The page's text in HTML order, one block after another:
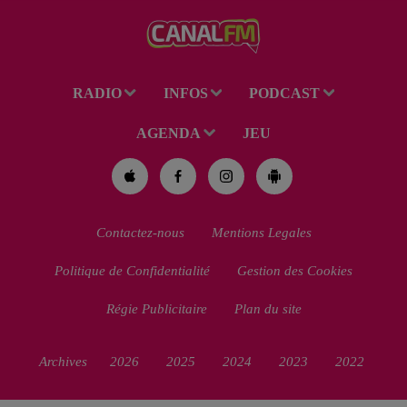
RADIO INFOS PODCAST
AGENDA JEU
Contactez-nous Mentions Legales
Politique de Confidentialité Gestion des Cookies
Régie Publicitaire Plan du site
Archives 2026 2025 2024 2023 2022